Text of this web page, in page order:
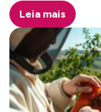
e iniciantes
comprometer o
princípios básicos da
garantir o bem-estar
abelhas possuem
além do simples
alimentar impacta
do enxame, exigindo
específico. Anúncios
Leia mais